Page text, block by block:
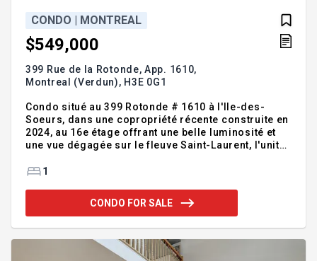
CONDO | MONTREAL
$549,000
399 Rue de la Rotonde, App. 1610,
Montreal (Verdun), H3E 0G1
Condo situé au 399 Rotonde # 1610 à l'Ile-des-
Soeurs, dans une copropriété récente construite en
2024, au 16e étage offrant une belle luminosité et
une vue dégagée sur le fleuve Saint-Laurent, l'unité
comprenant salon, salle à manger et cuisine
privé ainsi qu'un stationnement intérieur muni d'une
borne de recharge électrique et un espace de
emplacement recherché combinant tranquillité,
1
CONDO FOR SALE